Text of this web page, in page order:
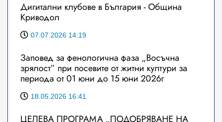
Дигитални клубове в България - Община
Криводол
07.07.2026 14:19
Заповед за фенологична фаза „Восъчна
зрялост” при посевите от житни култури за
периода от 01 юни до 15 юни 2026г
18.05.2026 16:41
ЦЕЛЕВА ПРОГРАМА „ПОДОБРЯВАНЕ НА